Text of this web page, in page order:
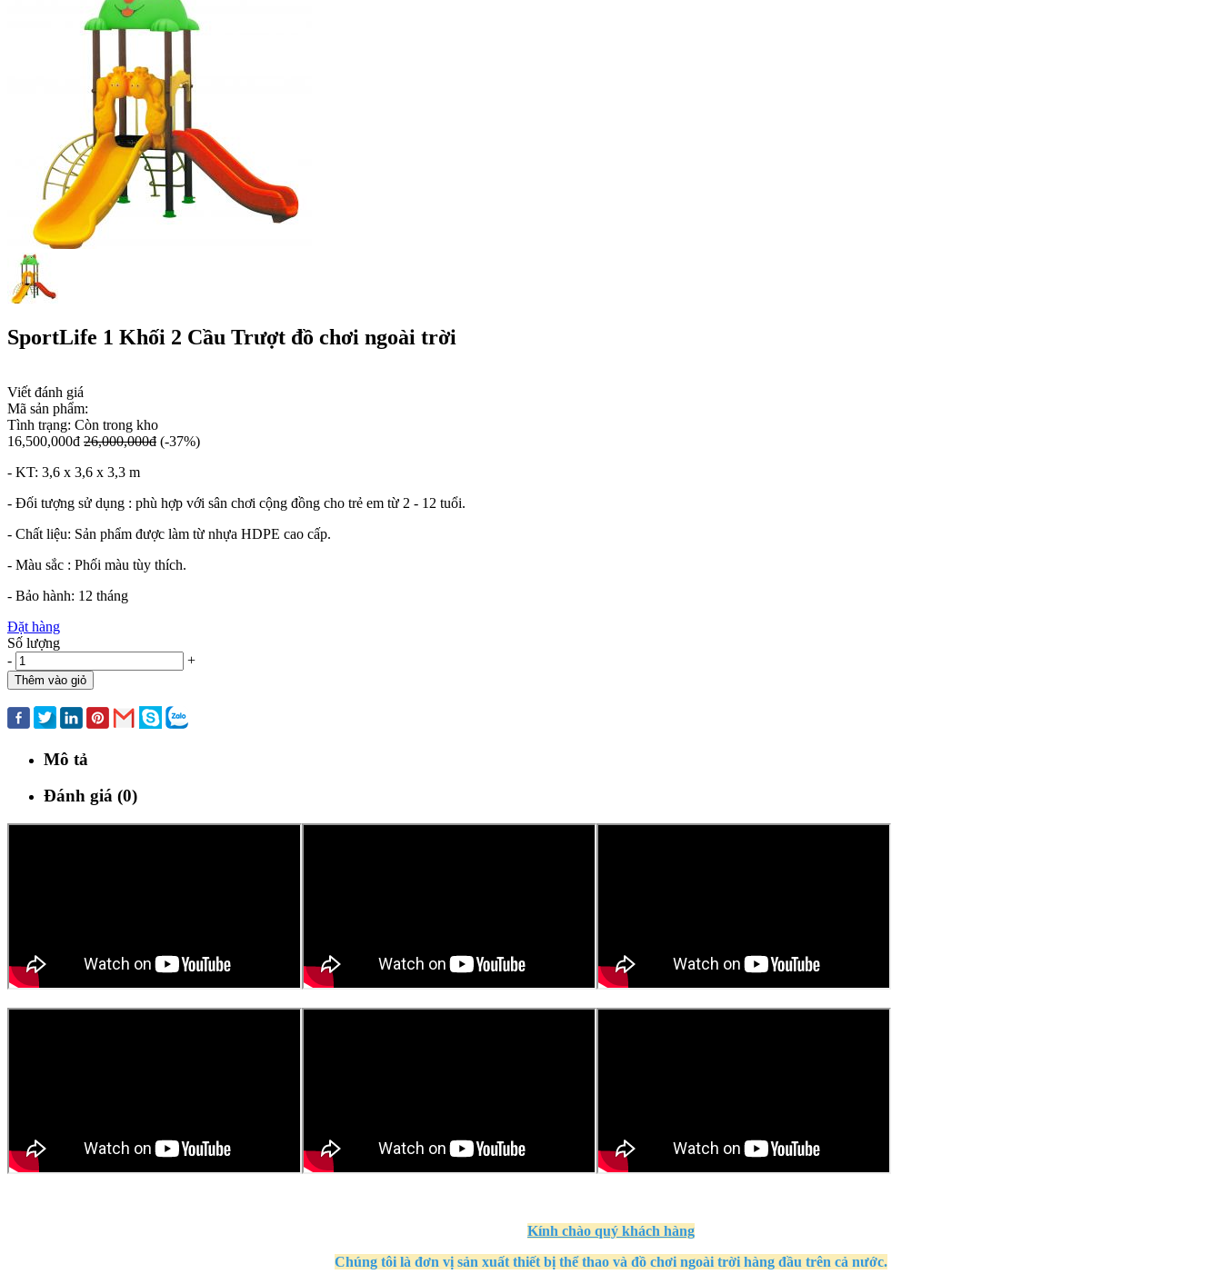
SportLife 1 Khối 2 Cầu Trượt đồ chơi ngoài trời
Viết đánh giá
Mã sản phẩm:
Tình trạng: Còn trong kho
16,500,000đ 26,000,000đ (-37%)
- KT: 3,6 x 3,6 x 3,3 m
- Đối tượng sử dụng : phù hợp với sân chơi cộng đồng cho trẻ em từ 2 - 12 tuổi.
- Chất liệu: Sản phẩm được làm từ nhựa HDPE cao cấp.
- Màu sắc : Phối màu tùy thích.
- Bảo hành: 12 tháng
Đặt hàng
Số lượng
-
+
Thêm vào giỏ
Mô tả
Đánh giá (0)
Kính chào quý khách hàng
Chúng tôi là đơn vị sản xuất thiết bị thể thao và đồ chơi ngoài trời hàng đầu trên cả nước.